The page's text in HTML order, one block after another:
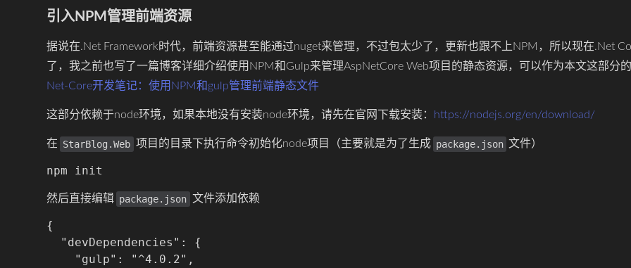
引入NPM管理前端资源
据说在.Net Framework时代，前端资源甚至能通过nuget来管理，不过包太少了，更新也跟不上NPM，所以现在.Net
了，我之前也写了一篇博客详细介绍使用NPM和Gulp来管理AspNetCore Web项目的静态资源，可以作为本文这部分的
Net-Core开发笔记：使用NPM和gulp管理前端静态文件
这部分依赖于node环境，如果本地没有安装node环境，请先在官网下载安装： https://nodejs.org/en/download/
在 StarBlog.Web 项目的目录下执行命令初始化node项目（主要就是为了生成 package.json 文件）
然后直接编辑 package.json 文件添加依赖
{
  "devDependencies": {
    "gulp": "^4.0.2",